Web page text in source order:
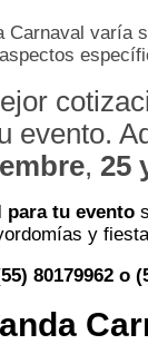
Carnaval varía
evento.
, 25
para tu evento
y
80179962 o